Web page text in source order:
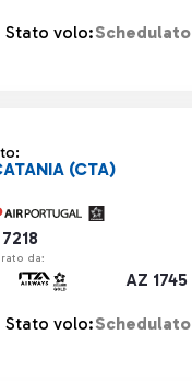
Stato volo:Schedulato
da:
AZ 1745
(CTA)
Stato volo:Schedulato